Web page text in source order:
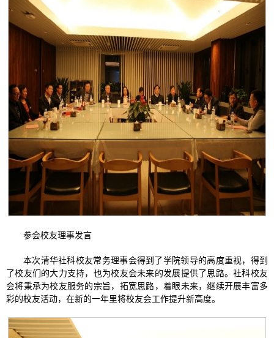
参会校友理事发言
本次清华社科校友常务理事会得到了学院领导的高度重视，得到
了校友们的大力支持，也为校友会未来的发展提供了思路。社科校友
会将秉承为校友服务的宗旨，拓宽思路，着眼未来，继续开展丰富多
彩的校友活动，在新的一年里将校友会工作提升新高度。